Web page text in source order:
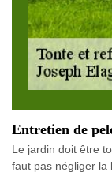
Entretien de
Le jardin doit être
faut pas négliger la